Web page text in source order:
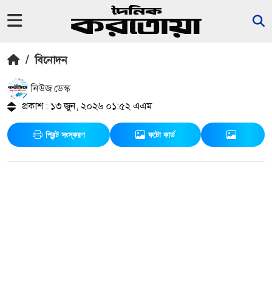
/ বিনোদন
নিউজ ডেস্ক
প্রকাশ : ১৩ জুন, ২০২৬ ০১:৫২ এএম
প্রিন্ট সংস্করণ ফটো কার্ড